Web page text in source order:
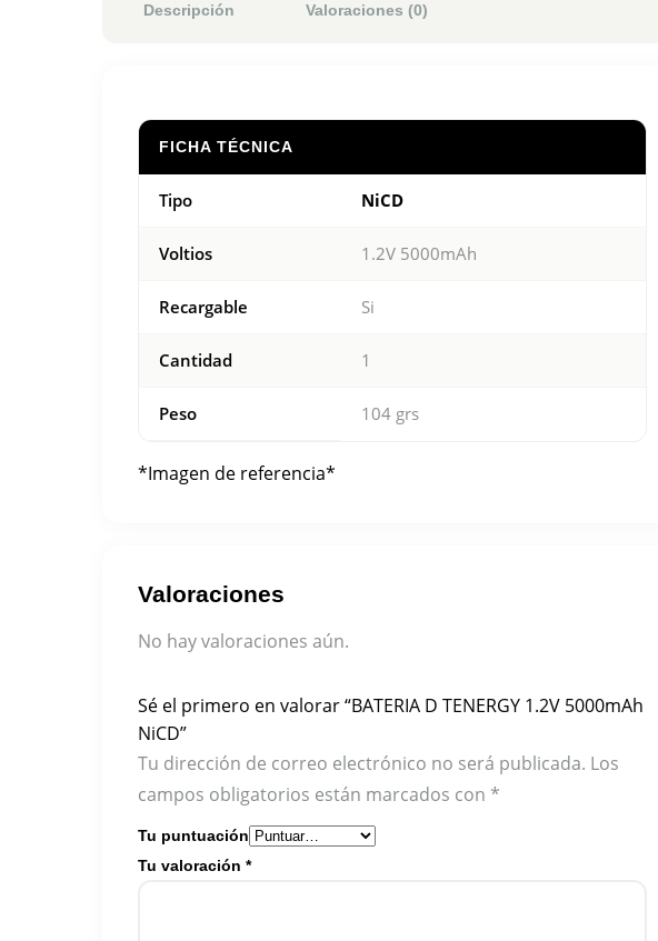
Descripción Valoraciones (0)
FICHA TÉCNICA
Tipo NiCD
Voltios 1.2V 5000mAh
Recargable Si
Cantidad 1
Peso 104 grs
*Imagen de referencia*
Valoraciones
No hay valoraciones aún.
Sé el primero en valorar “BATERIA D TENERGY 1.2V 5000mAh
NiCD”
Tu dirección de correo electrónico no será publicada. Los
campos obligatorios están marcados con *
Tu puntuación
Tu valoración *